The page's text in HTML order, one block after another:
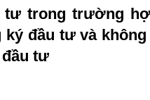
tư trong trường
ký đầu tư và
tư